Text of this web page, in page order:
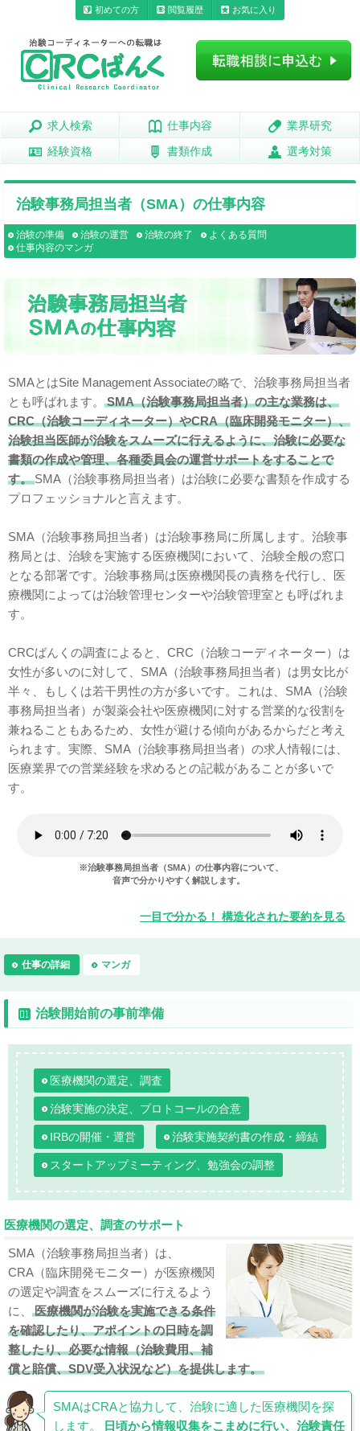
初めての方 閲覧履歴 お気に入り
求人検索
求人検索 仕事内容
仕事内容 業界研究
業界研究
経験資格
経験資格 書類作成
書類作成 選考対策
選考対策
治験事務局担当者（SMA）の仕事内容
治験の準備 治験の運営 治験の終了
よくある質問
仕事内容のマンガ
SMAとはSite Management Associateの略で、治験事務局担当者
とも呼ばれます。
SMA（治験事務局担当者）の主な業務は、
CRC（治験コーディネーター）やCRA（臨床開発モニター）、
治験担当医師が治験をスムーズに行えるように、治験に必要な
書類の作成や管理、各種委員会の運営サポートをすることで
す。 SMA（治験事務局担当者）は治験に必要な書類を作成する
プロフェッショナルと言えます。
SMA（治験事務局担当者）は治験事務局に所属します。治験事
務局とは、治験を実施する医療機関において、治験全般の窓口
となる部署です。治験事務局は医療機関長の責務を代行し、医
療機関によっては治験管理センターや治験管理室とも呼ばれま
す。
CRCばんくの調査によると、CRC（治験コーディネーター）は
女性が多いのに対して、SMA（治験事務局担当者）は男女比が
半々、もしくは若干男性の方が多いです。これは、SMA（治験
事務局担当者）が製薬会社や医療機関に対する営業的な役割を
兼ねることもあるため、女性が避ける傾向があるからだと考え
られます。実際、SMA（治験事務局担当者）の求人情報には、
医療業界での営業経験を求めるとの記載があることが多いで
す。
※治験事務局担当者（SMA）の仕事内容について、
音声で分かりやすく解説します。
一目で分かる！ 構造化された要約を見る
仕事の詳細 マンガ
治験開始前の事前準備
医療機関の選定、調査
治験実施の決定、プロトコールの合意
IRBの開催・運営 治験実施契約書の作成・締結
スタートアップミーティング、勉強会の調整
医療機関の選定、調査のサポート
SMA（治験事務局担当者）は、
CRA（臨床開発モニター）が医療機関
の選定や調査をスムーズに行えるよう
に、
医療機関が治験を実施できる条件
を確認したり、アポイントの日時を調
整したり、必要な情報（治験費用、補
償と賠償、SDV受入状況など）を提供します。
SMAはCRAと協力して、治験に適した医療機関を探
します。
日頃から情報収集をこまめに行い、治験責任